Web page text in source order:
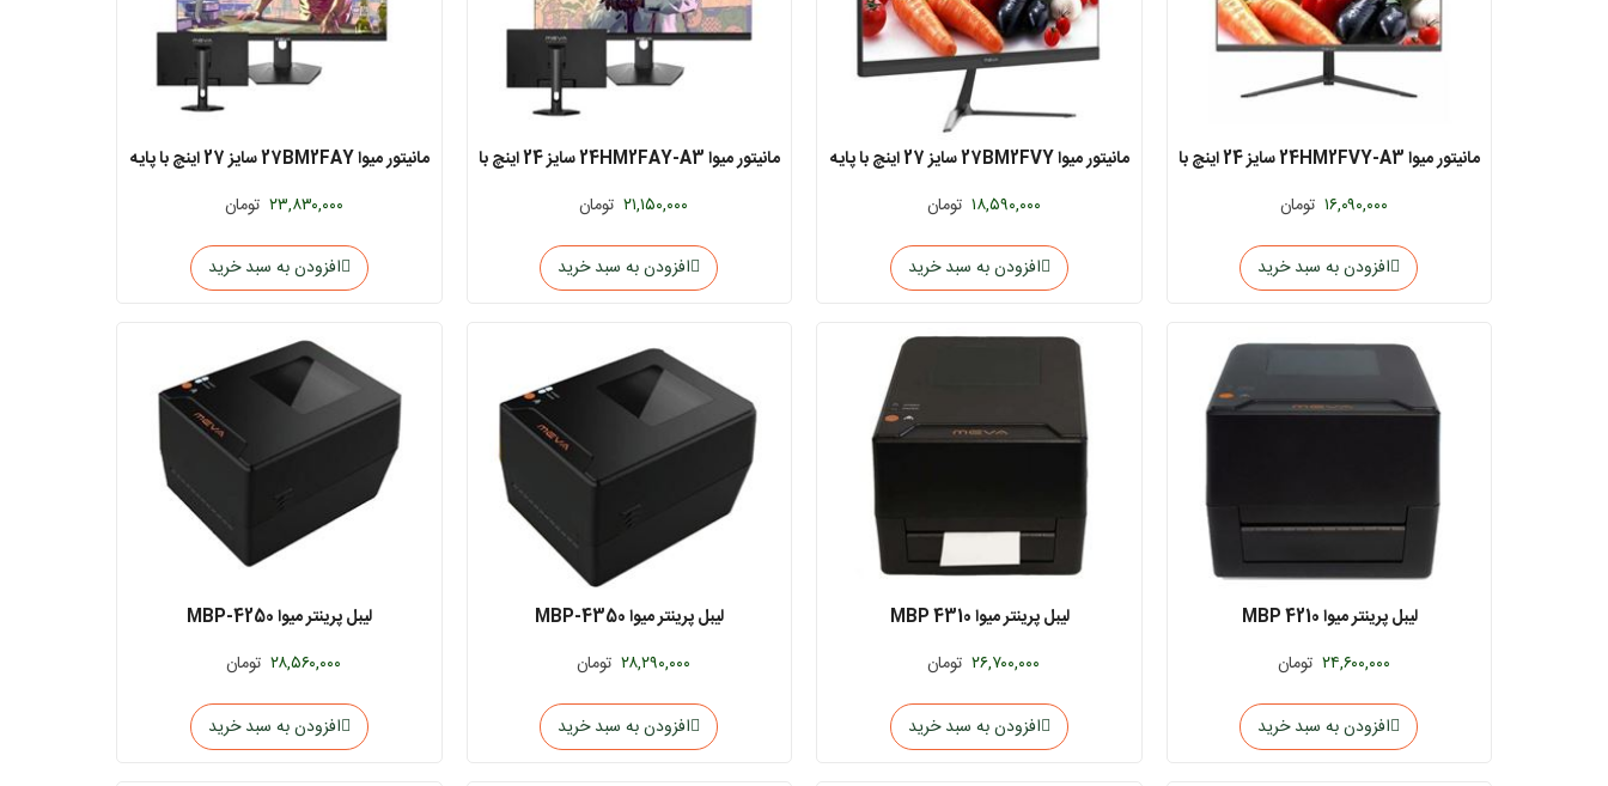
مانیتور میوا 24HM2FVY-A3 سایز 24 اینچ با
پایه ثابت
۱۶,۰۹۰,۰۰۰ تومان
افزودن به سبد خرید
مانیتور میوا 27BM2FVY سایز 27 اینچ با پایه
ثابت
۱۸,۵۹۰,۰۰۰ تومان
افزودن به سبد خرید
مانیتور میوا 24HM2FAY-A3 سایز 24 اینچ با
پایه متحرک۲۱,۱۵۰,۰۰۰ تومان
افزودن به سبد خرید
مانیتور میوا 27BM2FAY سایز 27 اینچ با پایه
متحرک
۲۳,۸۳۰,۰۰۰ تومان
افزودن به سبد خرید
لیبل پرینتر میوا MBP 4210
۲۴,۶۰۰,۰۰۰ تومان
افزودن به سبد خرید
لیبل پرینتر میوا MBP 4310
۲۶,۷۰۰,۰۰۰ تومان
افزودن به سبد خرید
لیبل پرینتر میوا MBP-4350
۲۸,۲۹۰,۰۰۰ تومان
افزودن به سبد خرید
لیبل پرینتر میوا MBP-4250
۲۸,۵۶۰,۰۰۰ تومان
افزودن به سبد خرید